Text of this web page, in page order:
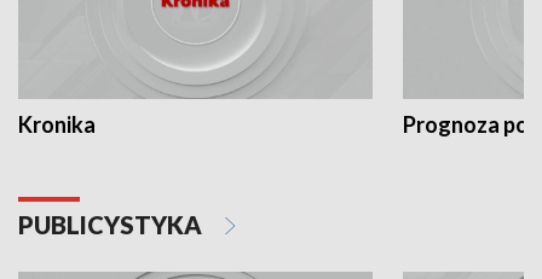
Kronika Prognoza
PUBLICYSTYKA